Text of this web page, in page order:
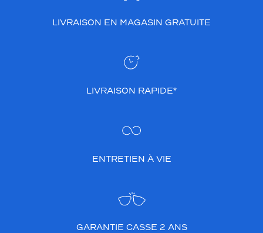
LIVRAISON EN MAGASIN GRATUITE
LIVRAISON RAPIDE*
ENTRETIEN À VIE
GARANTIE CASSE 2 ANS